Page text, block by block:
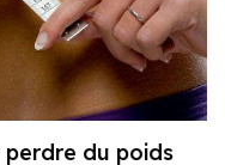
du poids